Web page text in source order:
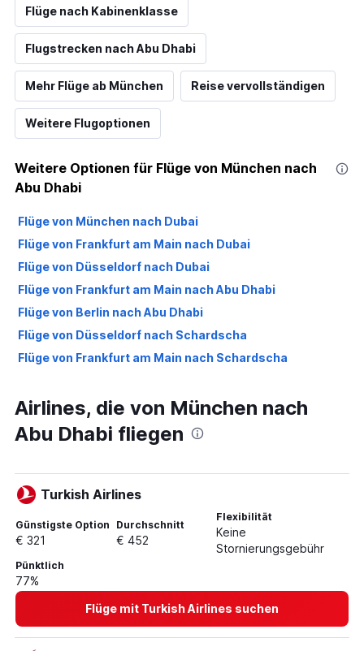
Flüge nach Kabinenklasse
Flugstrecken nach Abu Dhabi
Mehr Flüge ab München Reise vervollständigen
Weitere Flugoptionen
Weitere Optionen für Flüge von München nach
Abu Dhabi
Flüge von München nach Dubai
Flüge von Frankfurt am Main nach Dubai
Flüge von Düsseldorf nach Dubai
Flüge von Frankfurt am Main nach Abu Dhabi
Flüge von Berlin nach Abu Dhabi
Flüge von Düsseldorf nach Schardscha
Flüge von Frankfurt am Main nach Schardscha
Airlines, die von München nach
Abu Dhabi fliegen
Turkish Airlines
Günstigste Option
€ 321
Durchschnitt
€ 452
Flexibilität
Keine
Stornierungsgebühr
Pünktlich
77%
Flüge mit Turkish Airlines suchen